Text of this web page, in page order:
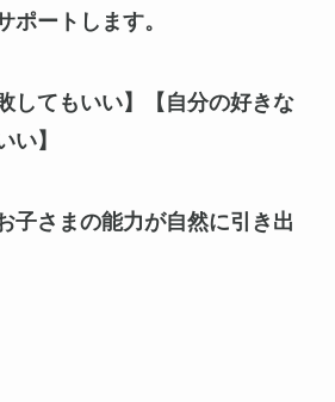
ポートします。
してもいい】【自分の好きな
い】
子さまの能力が自然に引き出